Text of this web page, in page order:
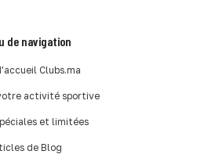
de navigation
Clubs.ma
activité sportive
et limitées
de Blog